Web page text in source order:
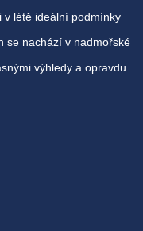
v létě ideální podmínky
se nachází v nadmořské
výhledy a opravdu